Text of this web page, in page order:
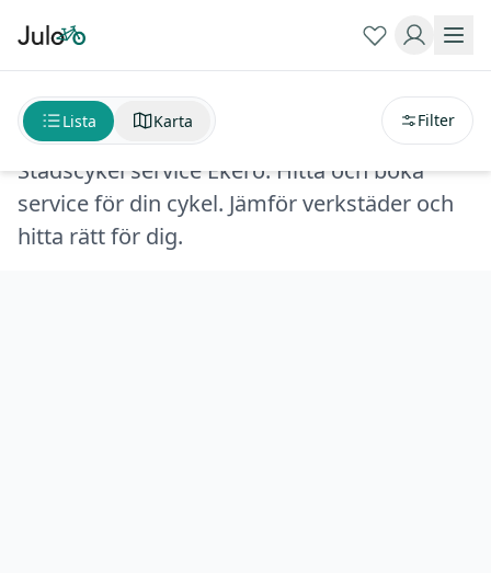
Stadscykel service Ekerö
Stadscykel service Ekerö. Hitta och boka
service för din cykel. Jämför verkstäder och
hitta rätt för dig.
Lista Karta Filter
avstånd